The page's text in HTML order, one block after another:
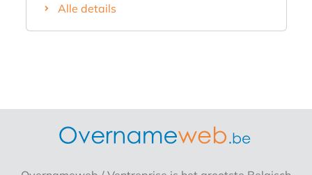
Annatunnel, de Antwerpse kaaien en dichtbij
Onze-Lieve-Vrouwekathedraal. Boven
maandag, dinsdag, vrijdag, zaterdag en
Alle details